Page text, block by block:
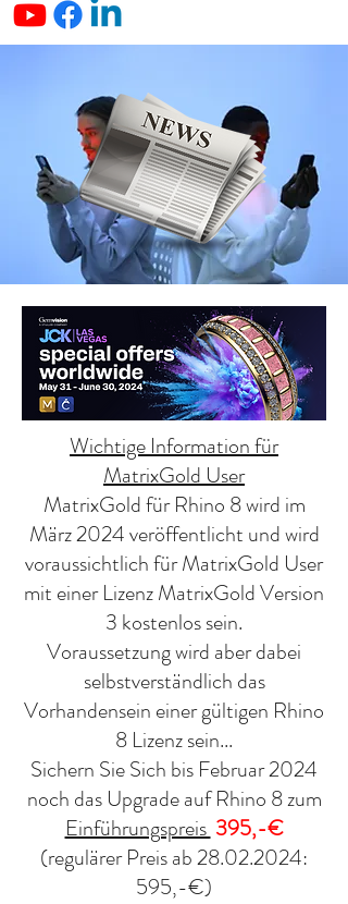
Wichtige Information für
MatrixGold User
MatrixGold für Rhino 8 wird im
März 2024 veröffentlicht und wird
voraussichtlich für MatrixGold User
mit einer Lizenz MatrixGold Version
3 kostenlos sein.
Voraussetzung wird aber dabei
selbstverständlich das
Vorhandensein einer gültigen Rhino
8 Lizenz sein...
Sichern Sie Sich bis Februar 2024
noch das Upgrade auf Rhino 8 zum
Einführungspreis395,-€
(regulärer Preis ab 28.02.2024:
595,-€)